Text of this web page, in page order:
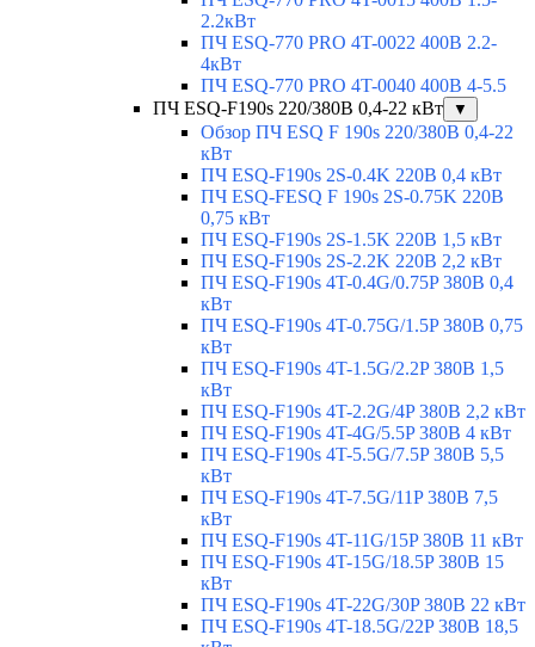
2.2кВт
ПЧ ESQ-770 PRO 4T-0022 400В 2.2-
4кВт
ПЧ ESQ-770 PRO 4T-0040 400В 4-5.5
ПЧ ESQ-F190s 220/380В 0,4-22 кВт
▼
Обзор ПЧ ESQ F 190s 220/380В 0,4-22
кВт
ПЧ ESQ-F190s 2S-0.4K 220В 0,4 кВт
ПЧ ESQ-FESQ F 190s 2S-0.75K 220В
0,75 кВт
ПЧ ESQ-F190s 2S-1.5K 220В 1,5 кВт
ПЧ ESQ-F190s 2S-2.2K 220В 2,2 кВт
ПЧ ESQ-F190s 4T-0.4G/0.75P 380В 0,4
кВт
ПЧ ESQ-F190s 4T-0.75G/1.5P 380В 0,75
кВт
ПЧ ESQ-F190s 4T-1.5G/2.2P 380В 1,5
кВт
ПЧ ESQ-F190s 4T-2.2G/4P 380В 2,2 кВт
ПЧ ESQ-F190s 4T-4G/5.5P 380В 4 кВт
ПЧ ESQ-F190s 4T-5.5G/7.5P 380В 5,5
кВт
ПЧ ESQ-F190s 4T-7.5G/11P 380В 7,5
кВт
ПЧ ESQ-F190s 4T-11G/15P 380В 11 кВт
ПЧ ESQ-F190s 4T-15G/18.5P 380В 15
кВт
ПЧ ESQ-F190s 4T-22G/30P 380В 22 кВт
ПЧ ESQ-F190s 4T-18.5G/22P 380В 18,5